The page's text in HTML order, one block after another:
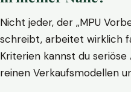
Nicht jeder, der „MPU
schreibt, arbeitet wirklich
Kriterien kannst du
reinen Verkaufsmodellen